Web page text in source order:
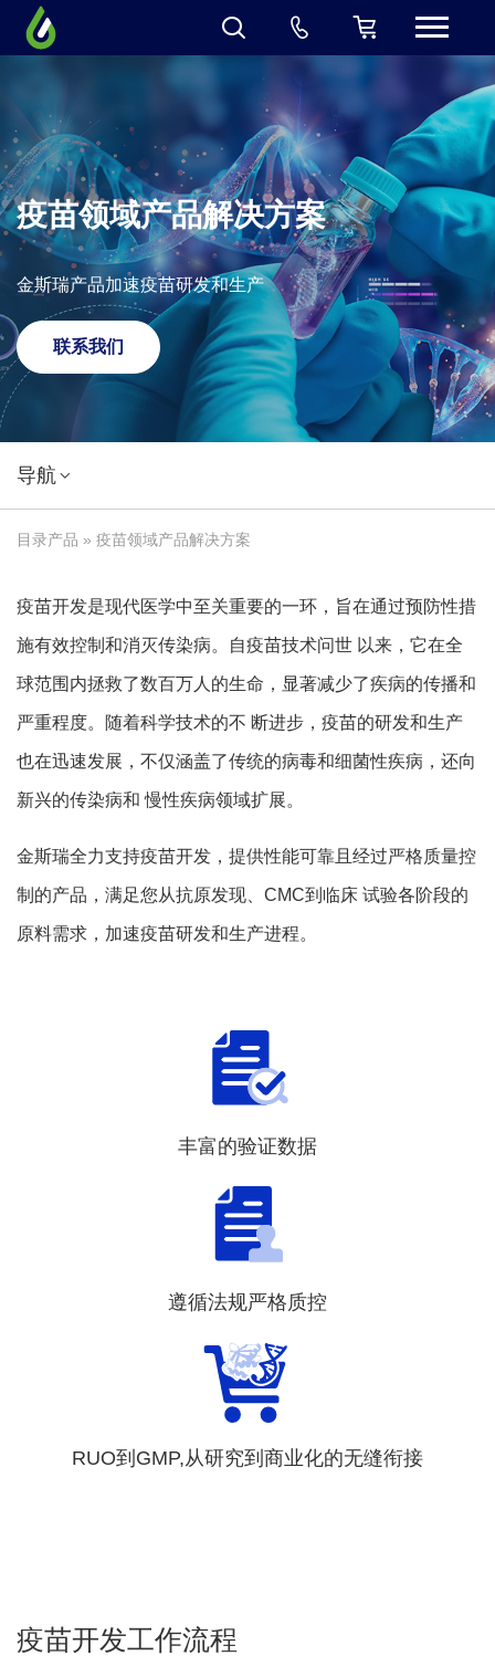
疫苗领域产品解决方案
金斯瑞产品加速疫苗研发和生产
联系我们
导航
目录产品 » 疫苗领域产品解决方案
疫苗开发是现代医学中至关重要的一环，旨在通过预防性措
施有效控制和消灭传染病。自疫苗技术问世 以来，它在全
球范围内拯救了数百万人的生命，显著减少了疾病的传播和
严重程度。随着科学技术的不 断进步，疫苗的研发和生产
也在迅速发展，不仅涵盖了传统的病毒和细菌性疾病，还向
新兴的传染病和 慢性疾病领域扩展。
金斯瑞全力支持疫苗开发，提供性能可靠且经过严格质量控
制的产品，满足您从抗原发现、CMC到临床 试验各阶段的
原料需求，加速疫苗研发和生产进程。
丰富的验证数据
遵循法规严格质控
RUO到GMP,从研究到商业化的无缝衔接
疫苗开发工作流程